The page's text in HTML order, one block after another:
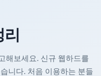
해보세요. 신규 웹하드를
니다. 처음 이용하는 분들